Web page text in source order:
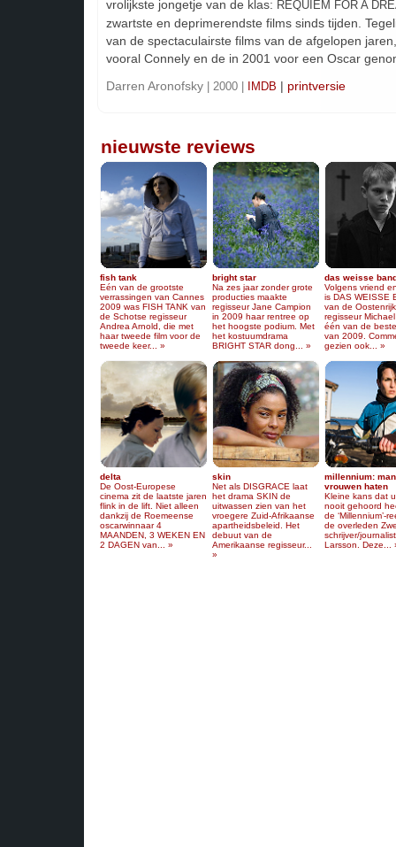
vrolijkste jongetje van de klas: REQUIEM FOR A
zwartste en deprimerendste films sinds tijden.
van de spectaculairste films van de afgelopen
vooral Connely en de in 2001 voor een Oscar
Darren Aronofsky | 2000 | IMDB | printversie
nieuwste reviews
fish tank
Eén van de grootste
verrassingen van Cannes
2009 was FISH TANK van
de Schotse regisseur
Andrea Arnold, die met
haar tweede film voor de
tweede keer... »
bright star
Na zes jaar zonder grote
producties maakte
regisseur Jane Campion
in 2009 haar rentree op
het hoogste podium. Met
het kostuumdrama
BRIGHT STAR dong... »
das weisse
Volgens vriend
is DAS WEISSE
van de
regisseur
één van de
van 2009.
gezien ook... »
delta
De Oost-Europese
cinema zit de laatste jaren
flink in de lift. Niet alleen
dankzij de Roemeense
oscarwinnaar 4
MAANDEN, 3 WEKEN EN
2 DAGEN van... »
skin
Net als DISGRACE laat
het drama SKIN de
uitwassen zien van het
vroegere Zuid-Afrikaanse
apartheidsbeleid. Het
debuut van de
Amerikaanse regisseur...
»
millennium:
vrouwen haten
Kleine kans dat
nooit gehoord
de ‘Millennium’-
de overleden
schrijver/
Larsson. Deze...